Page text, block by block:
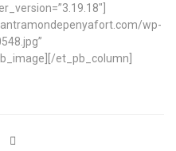
wp-
et_pb_column]